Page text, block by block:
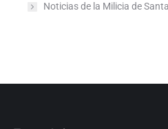
Noticias de la Milicia de